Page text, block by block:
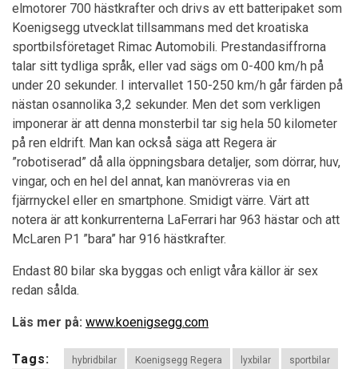
elmotorer 700 hästkrafter och drivs av ett batteripaket som
Koenigsegg utvecklat tillsammans med det kroatiska
sportbilsföretaget Rimac Automobili. Prestandasiffrorna
talar sitt tydliga språk, eller vad sägs om 0-400 km/h på
under 20 sekunder. I intervallet 150-250 km/h går färden på
nästan osannolika 3,2 sekunder. Men det som verkligen
imponerar är att denna monsterbil tar sig hela 50 kilometer
på ren eldrift. Man kan också säga att Regera är
”robotiserad” då alla öppningsbara detaljer, som dörrar, huv,
vingar, och en hel del annat, kan manövreras via en
fjärrnyckel eller en smartphone. Smidigt värre. Värt att
notera är att konkurrenterna LaFerrari har 963 hästar och att
McLaren P1 ”bara” har 916 hästkrafter.
Endast 80 bilar ska byggas och enligt våra källor är sex
redan sålda.
Läs mer på: www.koenigsegg.com
Tags: hybridbilar Koenigsegg Regera lyxbilar sportbilar